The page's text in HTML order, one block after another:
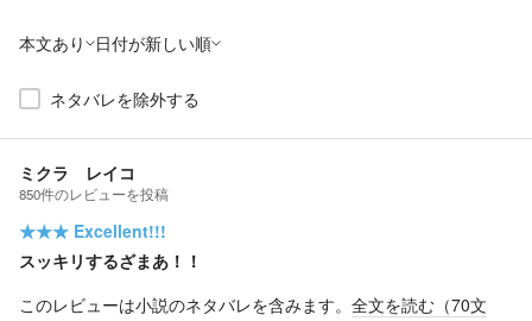
本文あり 日付が新しい順
ネタバレを除外する
ミクラ レイコ
850件のレビューを投稿
★★★ Excellent!!!
スッキリするざまあ！！
このレビューは小説のネタバレを含みます。 全文を読む（70文